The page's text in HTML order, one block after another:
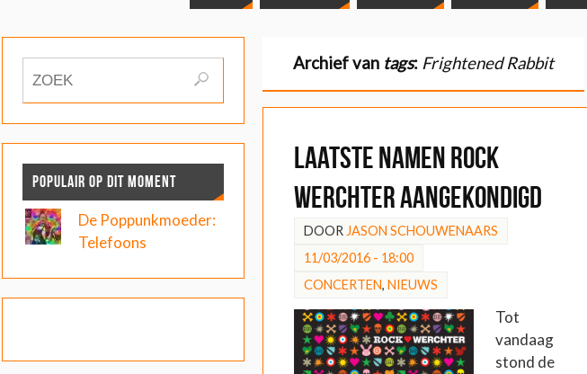
Archief van tags: Frightened Rabbit
Laatste namen Rock
Werchter aangekondigd
DOOR JASON SCHOUWENAARS
11/03/2016 - 18:00
CONCERTEN, NIEUWS
Tot
vandaag
stond de
POPULAIR OP DIT MOMENT
De Poppunkmoeder:
Telefoons